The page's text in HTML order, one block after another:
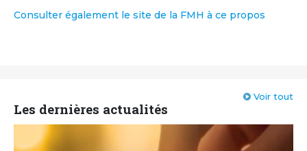
Consulter également le site de la FMH à ce propos
Les dernières actualités
Voir tout